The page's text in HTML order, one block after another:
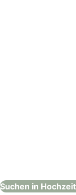
Suchen in